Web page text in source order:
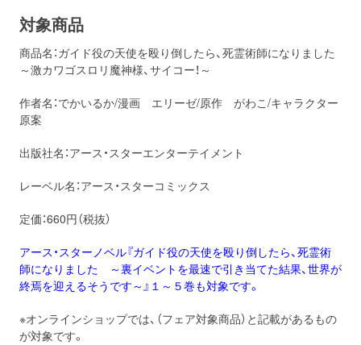
対象商品
商品名：ガイド役の天使を殴り倒したら、死霊術師になりました
～激カワゴスロリ魔神様、サイコー！～
作者名：でかいるか/漫画 エリーゼ/原作 がわこ/キャラクター
原案
出版社名：アース・スターエンターテイメント
レーベル名：アース・スターコミックス
定価：660円（税抜）
アース・スターノベル『ガイド役の天使を殴り倒したら、死霊術
師になりました ～裏イベントを最速で引き当てた結果、世界が
終焉を迎えるそうです～』１～５巻も対象です。
※オンラインショップでは、（フェア対象商品）と記載があるもの
が対象です。